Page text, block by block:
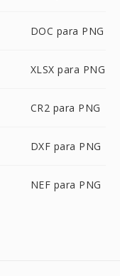
DOC para PNG
XLSX para PNG
CR2 para PNG
DXF para PNG
NEF para PNG